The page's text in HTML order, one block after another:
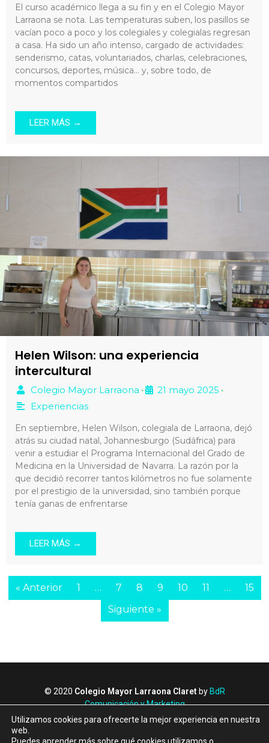
El curso académico llega a su fin y en el Colegio Mayor
Larraona se nota. Las temperaturas suben, los pasillos se
vacían poco a poco y los colegiales y colegialas regresan
a casa. Ha sido un año intenso, cargado de actividades:
senderismo, catas, voluntariados, charlas, celebraciones,
concursos, deportes, música… y, sobre todo, de
momentos compartidos
LEER MÁS →
Helen Wilson: una experiencia
intercultural
Colegio Mayor Larraona • 21 mayo 2025 •
Experiencias
En septiembre, Helen Wilson, colegiala de Larraona, dejó
atrás su ciudad natal, Johannesburgo (Sudáfrica) para
venir a estudiar el Programa Internacional del Grado de
Medicina en la Universidad de Navarra. La razón por la
que decidió recorrer tantos kilómetros no fue solamente
por el prestigio de la universidad, sino también porque
tenía ganas de enfrentarse
LEER MÁS →
« Anterior 1 … 7 8 9 10 11 …
15
Siguiente »
© 2020 Colegio Mayor Larraona Claretby BdR
Comunicación y Marketing
Política de Privacidad
Utilizamos cookies para ofrecerte la mejor experiencia en nuestra
web.